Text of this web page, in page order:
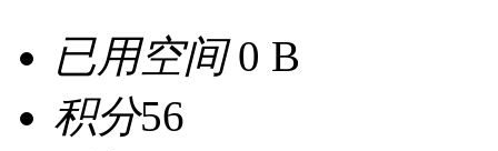
已用空间0 B
积分56